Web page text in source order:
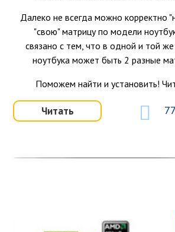
Далеко не всегда можно корректно
"свою" матрицу по модели
связано с тем, что в одной и той
ноутбука может быть 2 разные
Поможем найти и установить!
Читать